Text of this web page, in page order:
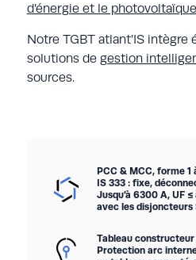
d’énergie et le photovoltaïque
Notre TGBT atlant’IS intègre
solutions de gestion
sources.
PCC & MCC, forme 1
IS 333 : fixe,
Jusqu’à 6300 A, UF
avec les disjoncteurs
Tableau constructeur
Protection arc